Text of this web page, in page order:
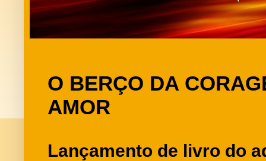
O BERÇO DA
AMOR
Lançamento de livro do